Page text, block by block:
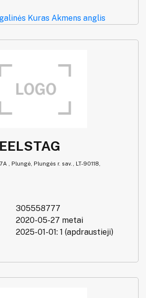
Kuras Akmens anglis
, Plungė, Plungės r. sav., LT-90118,
305558777
2020-05-27 metai
2025-01-01: 1 (apdraustieji)